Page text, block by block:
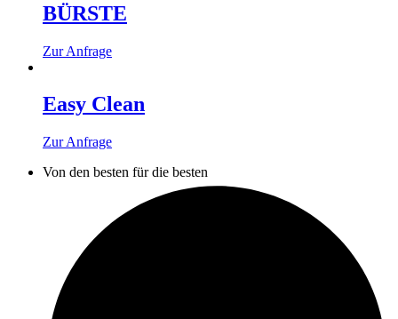
auf
der
gewählt
BÜRSTE
Zur Anfrage
Easy Clean
Zur AnfrageDieses
weist
Varianten
auf.
Von den besten für die besten